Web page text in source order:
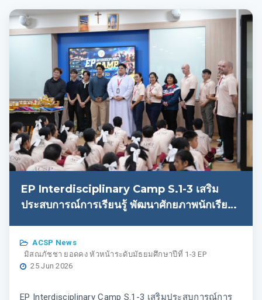
EP Interdisciplinary Camp S.1-3 เสริม
ประสบการณ์การเรียนรู้ พัฒนาศักยภาพนักเรียน
ACSP News
มิสณภัชชา ยอดคง หัวหน้าระดับมัธยมศึกษาปีที่ 1-3 EP
25 Jun 2026
EP Interdisciplinary Camp S.1-3 เสริมประสบการณ์การ